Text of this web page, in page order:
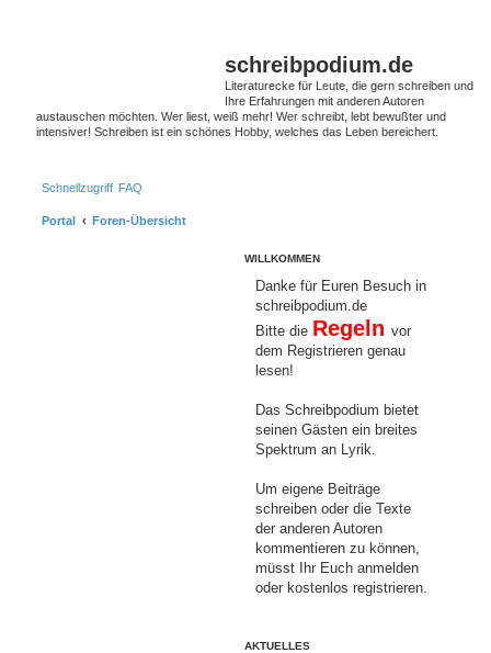
schreibpodium.de
Literaturecke für Leute, die gern schreiben und
Ihre Erfahrungen mit anderen Autoren
austauschen möchten. Wer liest, weiß mehr! Wer schreibt, lebt bewußter und
intensiver! Schreiben ist ein schönes Hobby, welches das Leben bereichert.
Schnellzugriff FAQ
Portal Foren-Übersicht
WILLKOMMEN
Danke für Euren Besuch in
schreibpodium.de
Bitte die Regeln vor
dem Registrieren genau
lesen!
Das Schreibpodium bietet
seinen Gästen ein breites
Spektrum an Lyrik.
Um eigene Beiträge
schreiben oder die Texte
der anderen Autoren
kommentieren zu können,
müsst Ihr Euch anmelden
oder kostenlos registrieren.
AKTUELLES